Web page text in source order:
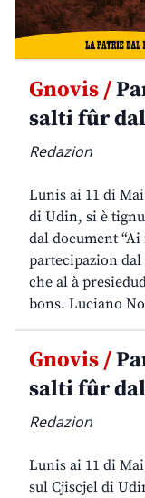
Gnovis /
salti fûr
Redazion
Lunis ai 11 di
di Udin, si è
dal document
partecipazion
che al à
bons. Luciano
Gnovis /
salti fûr
Redazion
Lunis ai 11 di
sul Cjiscjel di